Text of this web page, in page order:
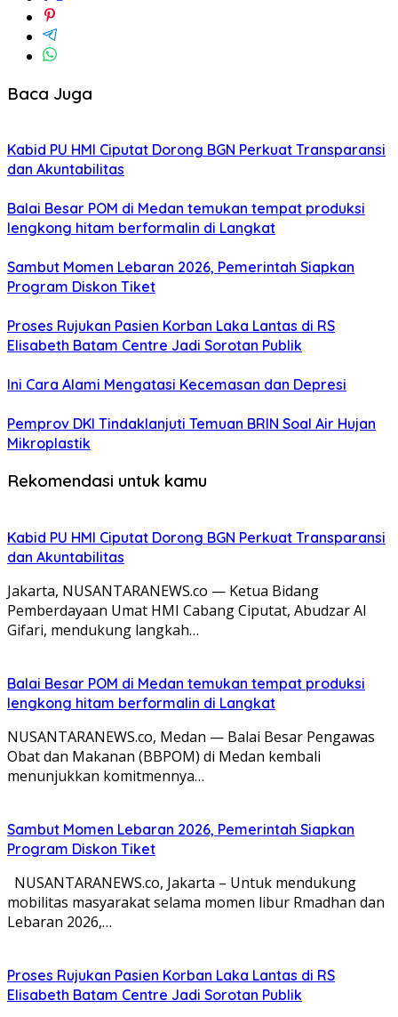
Baca Juga
Kabid PU HMI Ciputat Dorong BGN Perkuat Transparansi
dan Akuntabilitas
Balai Besar POM di Medan temukan tempat produksi
lengkong hitam berformalin di Langkat
Sambut Momen Lebaran 2026, Pemerintah Siapkan
Program Diskon Tiket
Proses Rujukan Pasien Korban Laka Lantas di RS
Elisabeth Batam Centre Jadi Sorotan Publik
Ini Cara Alami Mengatasi Kecemasan dan Depresi
Pemprov DKI Tindaklanjuti Temuan BRIN Soal Air Hujan
Mikroplastik
Rekomendasi untuk kamu
Kabid PU HMI Ciputat Dorong BGN Perkuat Transparansi
dan Akuntabilitas
Jakarta, NUSANTARANEWS.co — Ketua Bidang
Pemberdayaan Umat HMI Cabang Ciputat, Abudzar Al
Gifari, mendukung langkah…
Balai Besar POM di Medan temukan tempat produksi
lengkong hitam berformalin di Langkat
NUSANTARANEWS.co, Medan — Balai Besar Pengawas
Obat dan Makanan (BBPOM) di Medan kembali
menunjukkan komitmennya…
Sambut Momen Lebaran 2026, Pemerintah Siapkan
Program Diskon Tiket
NUSANTARANEWS.co, Jakarta – Untuk mendukung
mobilitas masyarakat selama momen libur Rmadhan dan
Lebaran 2026,…
Proses Rujukan Pasien Korban Laka Lantas di RS
Elisabeth Batam Centre Jadi Sorotan Publik